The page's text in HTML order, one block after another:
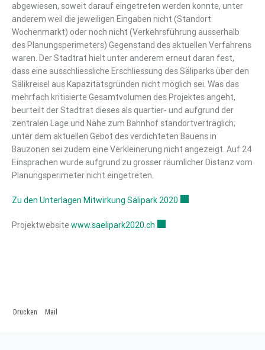
abgewiesen, soweit darauf eingetreten werden konnte, unter
anderem weil die jeweiligen Eingaben nicht (Standort
Wochenmarkt) oder noch nicht (Verkehrsführung ausserhalb
des Planungsperimeters) Gegenstand des aktuellen Verfahrens
waren. Der Stadtrat hielt unter anderem erneut daran fest,
dass eine ausschliessliche Erschliessung des Säliparks über den
Sälikreisel aus Kapazitätsgründen nicht möglich sei. Was das
mehrfach kritisierte Gesamtvolumen des Projektes angeht,
beurteilt der Stadtrat dieses als quartier- und aufgrund der
zentralen Lage und Nähe zum Bahnhof standortverträglich;
unter dem aktuellen Gebot des verdichteten Bauens in
Bauzonen sei zudem eine Verkleinerung nicht angezeigt. Auf 24
Einsprachen wurde aufgrund zu grosser räumlicher Distanz vom
Planungsperimeter nicht eingetreten.
Zu den Unterlagen Mitwirkung Sälipark 2020
Projektwebsitewww.saelipark2020.ch
Drucken Mail